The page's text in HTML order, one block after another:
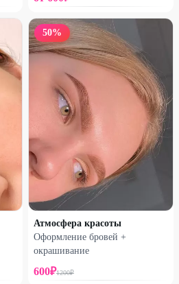
50%
Атмосфера красоты
Оформление бровей +
окрашивание
600₽1200₽